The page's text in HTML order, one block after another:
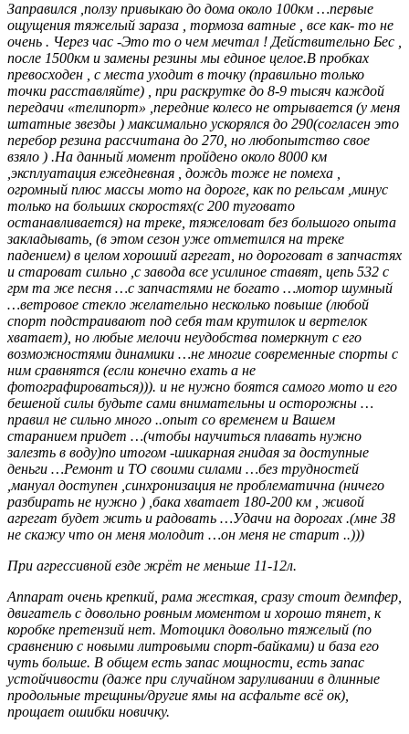
Заправился ,ползу привыкаю до дома около 100км …первые
ощущения тяжелый зараза , тормоза ватные , все как- то не
очень . Через час -Это то о чем мечтал ! Действительно Бес ,
после 1500км и замены резины мы единое целое.В пробках
превосходен , с места уходит в точку (правильно только
точки расставляйте) , при раскрутке до 8-9 тысяч каждой
передачи «телипорт» ,передние колесо не отрывается (у меня
штатные звезды ) максимально ускорялся до 290(согласен это
перебор резина рассчитана до 270, но любопытство свое
взяло ) .На данный момент пройдено около 8000 км
,эксплуатация ежедневная , дождь тоже не помеха ,
огромный плюс массы мото на дороге, как по рельсам ,минус
только на больших скоростях(с 200 туговато
останавливается) на треке, тяжеловат без большого опыта
закладывать, (в этом сезон уже отметился на треке
падением) в целом хороший агрегат, но дороговат в запчастях
и староват сильно ,с завода все усилиное ставят, цепь 532 с
грм та же песня …с запчастями не богато …мотор шумный
…ветровое стекло желательно несколько повыше (любой
спорт подстраивают под себя там крутилок и вертелок
хватает), но любые мелочи неудобства померкнут с его
возможностями динамики …не многие современные спорты с
ним сравнятся (если конечно ехать а не
фотографироваться))). и не нужно боятся самого мото и его
бешеной силы будьте сами внимательны и осторожны …
правил не сильно много ..опыт со временем и Вашем
старанием придет …(чтобы научиться плавать нужно
залезть в воду)по итогом -шикарная гнидая за доступные
деньги …Ремонт и ТО своими силами …без трудностей
,мануал доступен ,синхронизация не проблематична (ничего
разбирать не нужно ) ,бака хватает 180-200 км , живой
агрегат будет жить и радовать …Удачи на дорогах .(мне 38
не скажу что он меня молодит …он меня не старит ..)))
При агрессивной езде жрёт не меньше 11-12л.
Аппарат очень крепкий, рама жесткая, сразу стоит демпфер,
двигатель с довольно ровным моментом и хорошо тянет, к
коробке претензий нет. Мотоцикл довольно тяжелый (по
сравнению с новыми литровыми спорт-байками) и база его
чуть больше. В общем есть запас мощности, есть запас
устойчивости (даже при случайном заруливании в длинные
продольные трещины/другие ямы на асфальте всё ок),
прощает ошибки новичку.